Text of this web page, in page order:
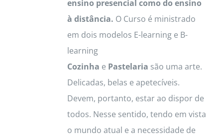
be
chosen
on
product
page
ensino presencial como do ensino
à distância. O Curso é ministrado
em dois modelos E-learning e B-
learning
Cozinha e Pastelaria são uma arte.
Delicadas, belas e apetecíveis.
Devem, portanto, estar ao dispor de
todos. Nesse sentido, tendo em vista
o mundo atual e a necessidade de